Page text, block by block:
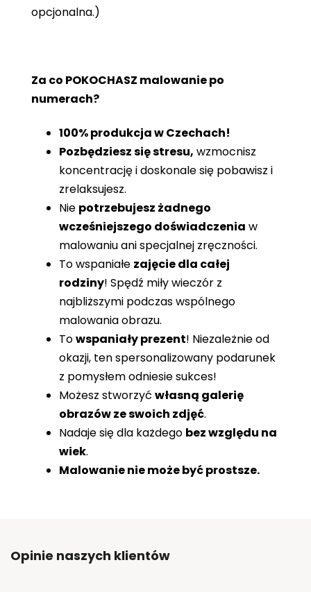
opcjonalna.)
Za co POKOCHASZ malowanie po
numerach?
100% produkcja w Czechach!
Pozbędziesz się stresu, wzmocnisz
koncentrację i doskonale się pobawisz i
zrelaksujesz.
Nie potrzebujesz żadnego
wcześniejszego doświadczenia w
malowaniu ani specjalnej zręczności.
To wspaniałe zajęcie dla całej
rodziny! Spędź miły wieczór z
najbliższymi podczas wspólnego
malowania obrazu.
Towspaniały prezent! Niezależnie od
okazji, ten spersonalizowany podarunek
z pomysłem odniesie sukces!
Możesz stworzyć własną galerię
obrazów ze swoich zdjęć.
Nadaje się dla każdego bez względu na
wiek.
Malowanie nie może być prostsze.
Opinie naszych klientów